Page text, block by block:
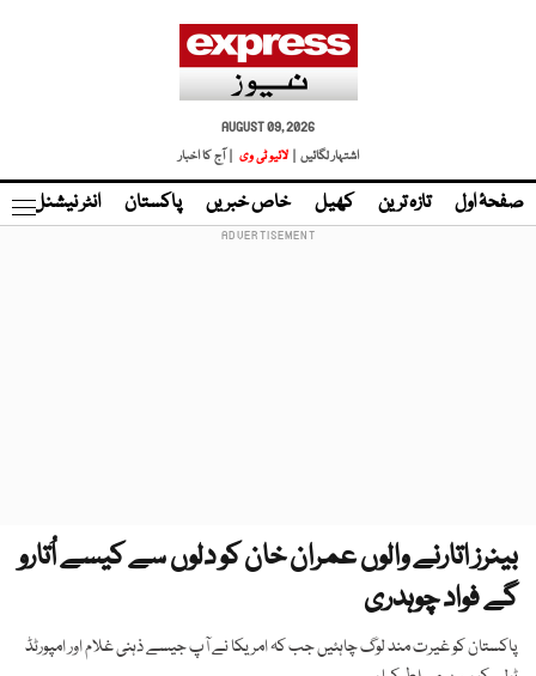
AUGUST 09, 2026
اشتہار لگائیں |
لائیو ٹی وی | آج کا اخبار
صفحۂ اول تازہ ترین کھیل خاص خبریں پاکستان انٹر نیشنل
بینرز اتارنے والوں عمران خان کو دلوں سے کیسے اُتارو
گے فواد چوہدری
پاکستان کو غیرت مند لوگ چاہئیں جب کہ امریکا نے آپ جیسے ذہنی غلام اور امپورٹڈ